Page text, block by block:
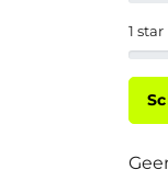
1 star